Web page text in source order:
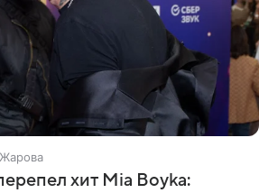
хит Mia Boyka: